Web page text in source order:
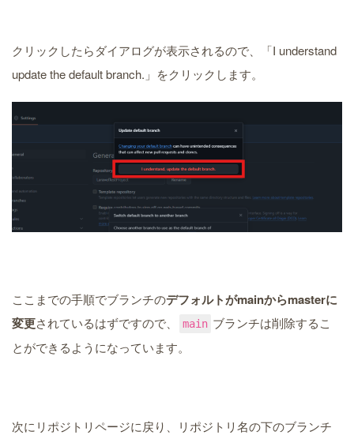
クリックしたらダイアログが表示されるので、「I understand
update the default branch.」をクリックします。
ここまでの手順でブランチのデフォルトがmainからmasterに
変更されているはずですので、 main ブランチは削除するこ
とができるようになっています。
次にリポジトリページに戻り、リポジトリ名の下のブランチ